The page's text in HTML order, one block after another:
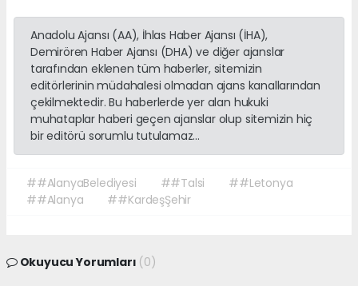
Anadolu Ajansı (AA), İhlas Haber Ajansı (İHA),
Demirören Haber Ajansı (DHA) ve diğer ajanslar
tarafından eklenen tüm haberler, sitemizin
editörlerinin müdahalesi olmadan ajans kanallarından
çekilmektedir. Bu haberlerde yer alan hukuki
muhataplar haberi geçen ajanslar olup sitemizin hiç
bir editörü sorumlu tutulamaz...
##AlanyaBelediyesi ##Talsi
##Letonya
##Alanya
##KardeşŞehir
Okuyucu Yorumları (0)